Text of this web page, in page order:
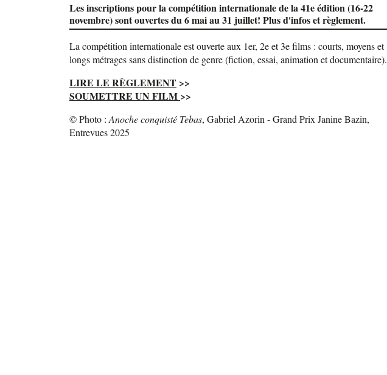
Les inscriptions pour la compétition internationale de la 41e édition (16-22
novembre) sont ouvertes du 6 mai au 31 juillet! Plus d'infos et règlement.
La compétition internationale est ouverte aux 1er, 2e et 3e films : courts, moyens et
longs métrages sans distinction de genre (fiction, essai, animation et documentaire).
LIRE LE RÈGLEMENT >>
SOUMETTRE UN FILM >>
© Photo :Anoche conquisté Tebas, Gabriel Azorin - Grand Prix Janine Bazin,
Entrevues 2025